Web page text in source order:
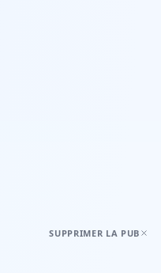
SUPPRIMER LA PUB